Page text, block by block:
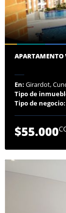
En: Girardot,
Tipo de
Tipo de negocio:
$55.000